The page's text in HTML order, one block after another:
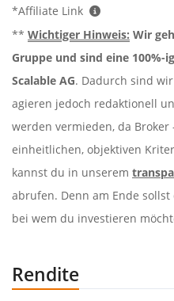
*Affiliate Link
** Wichtiger Hinweis: Wir
Gruppe und sind eine 100%-
Scalable AG. Dadurch sind
agieren jedoch redaktionell
werden vermieden, da
einheitlichen, objektiven
kannst du in unserem
abrufen. Denn am Ende
bei wem du investieren
Rendite